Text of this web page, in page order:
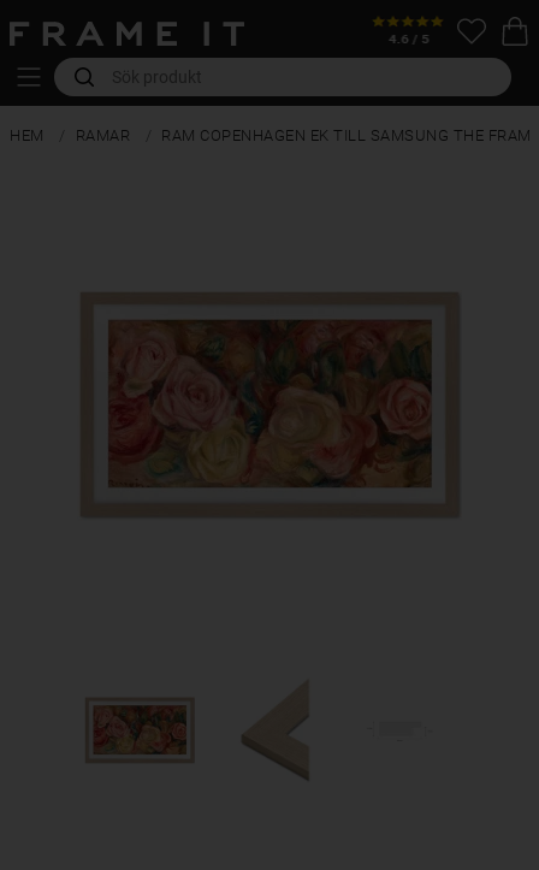
HEM RAMAR RAM COPENHAGEN EK TILL SAMSUNG THE FRAME